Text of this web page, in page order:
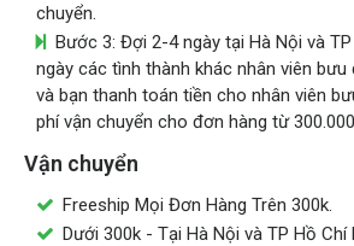
chuyển.
Bước 3: Đợi 2-4 ngày tại Hà Nội và
ngày các tình thành khác nhân viên
và bạn thanh toán tiền cho nhân viên
phí vận chuyển cho đơn hàng từ
Vận chuyển
Freeship Mọi Đơn Hàng Trên 300k.
Dưới 300k - Tại Hà Nội và TP Hồ Chí